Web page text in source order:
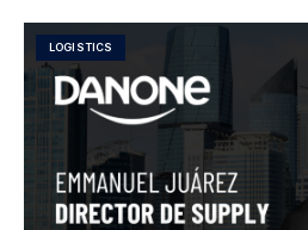
LOGISTICS